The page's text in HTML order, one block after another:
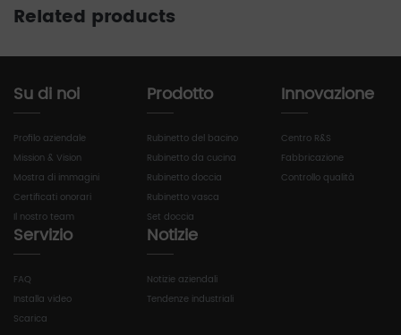
Related products
Su di noi
Profilo aziendale
Mission & Vision
Mostra di immagini
Certificati onorari
Il nostro team
Prodotto
Rubinetto del bacino
Rubinetto da cucina
Rubinetto doccia
Rubinetto vasca
Set doccia
Innovazione
Centro R&S
Fabbricazione
Controllo qualità
Servizio
FAQ
Installa video
Scarica
Notizie
Notizie aziendali
Tendenze industriali